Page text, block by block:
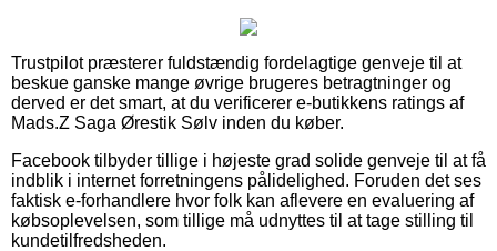
Trustpilot præsterer fuldstændig fordelagtige genveje til at
beskue ganske mange øvrige brugeres betragtninger og
derved er det smart, at du verificerer e-butikkens ratings af
Mads.Z Saga Ørestik Sølv inden du køber.
Facebook tilbyder tillige i højeste grad solide genveje til at få
indblik i internet forretningens pålidelighed. Foruden det ses
faktisk e-forhandlere hvor folk kan aflevere en evaluering af
købsoplevelsen, som tillige må udnyttes til at tage stilling til
kundetilfredsheden.